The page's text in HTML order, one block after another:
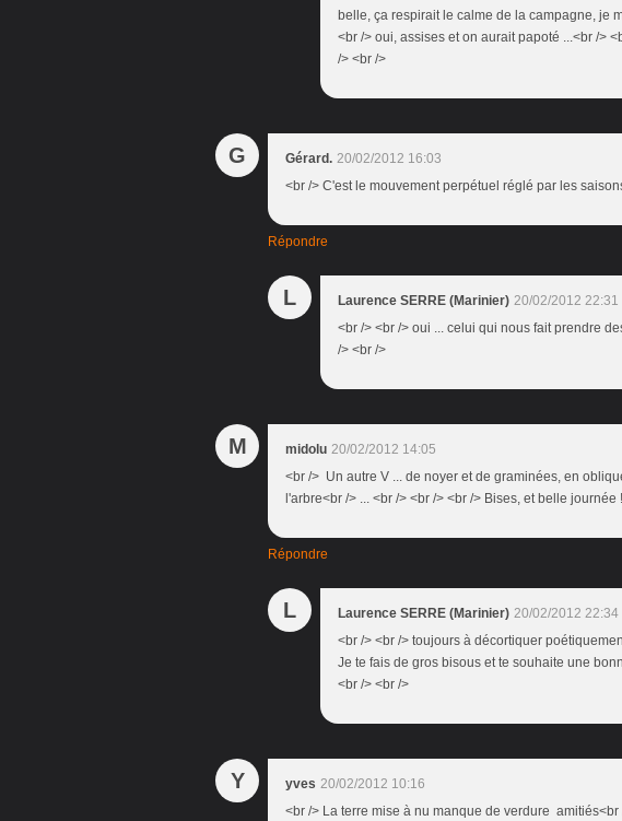
belle, ça respirait le calme de la campagne, je
<br /> oui, assises et on aurait papoté ...<br />
/> <br />
G Gérard. 20/02/2012 16:03
<br /> C'est le mouvement perpétuel réglé par les
Répondre
L Laurence SERRE (Marinier) 20/02/2012 22:31
<br /> <br /> oui ... celui qui nous fait prendre
/> <br />
M midolu 20/02/2012 14:05
<br /> Un autre V ... de noyer et de graminées, en
l'arbre<br /> ... <br /> <br /> <br /> Bises, et belle journée
Répondre
L Laurence SERRE (Marinier) 20/02/2012 22:34
<br /> <br /> toujours à décortiquer
Je te fais de gros bisous et te souhaite une
<br /> <br />
Y yves 20/02/2012 10:16
<br /> La terre mise à nu manque de verdure amitiés<br